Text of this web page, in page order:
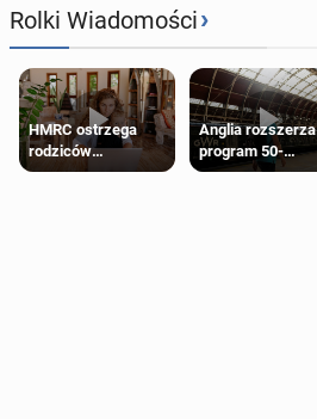
Rolki Wiadomości›
HMRC ostrzega
rodziców
pobierających Child
Anglia rozszerza
program 50-
procentowych